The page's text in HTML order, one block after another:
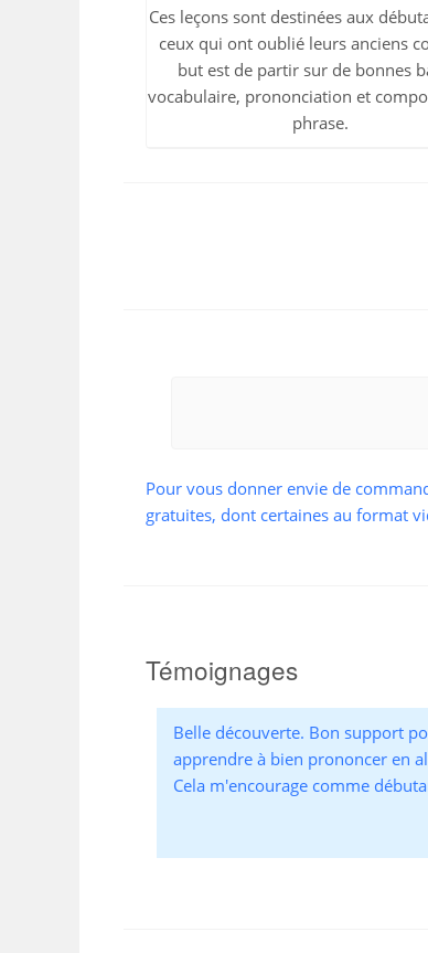
Ces leçons sont destinées aux
ceux qui ont oublié leurs anciens
but est de partir sur de bonnes
vocabulaire, prononciation et
phrase.
Pour vous donner envie de
gratuites, dont certaines au format
Témoignages
Belle découverte. Bon support
apprendre à bien prononcer en
Cela m'encourage comme